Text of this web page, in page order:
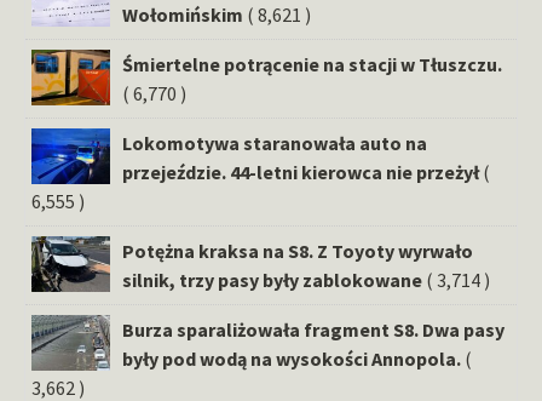
Wołomińskim ( 8,621 )
Śmiertelne potrącenie na stacji w Tłuszczu.
( 6,770 )
Lokomotywa staranowała auto na
przejeździe. 44-letni kierowca nie przeżył (
6,555 )
Potężna kraksa na S8. Z Toyoty wyrwało
silnik, trzy pasy były zablokowane ( 3,714 )
Burza sparaliżowała fragment S8. Dwa pasy
były pod wodą na wysokości Annopola. (
3,662 )